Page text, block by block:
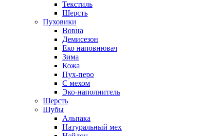
Текстиль
Шерсть
Пуховики
Вовна
Демисезон
Еко наповнювач
Зима
Кожа
Пух-перо
С мехом
Эко-наполнитель
Шерсть
Шубы
Альпака
Натуральный мех